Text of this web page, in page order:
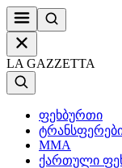
LA GAZZETTA
ფეხბურთი
MMA
ქართული